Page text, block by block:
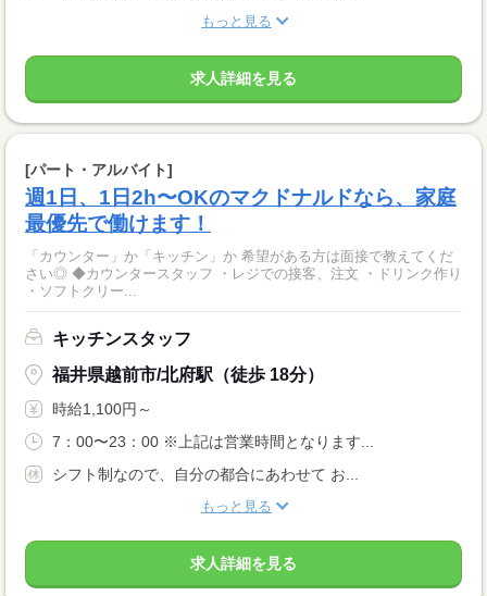
もっと見る
求人詳細を見る
[パート・アルバイト]
週1日、1日2h〜OKのマクドナルドなら、家庭
最優先で働けます！
「カウンター」か「キッチン」か 希望がある方は面接で教えてくだ
さい◎ ◆カウンタースタッフ ・レジでの接客、注文 ・ドリンク作り
・ソフトクリー...
キッチンスタッフ
福井県越前市/北府駅（徒歩 18分）
時給1,100円～
7：00〜23：00 ※上記は営業時間となります...
シフト制なので、自分の都合にあわせて お...
もっと見る
求人詳細を見る